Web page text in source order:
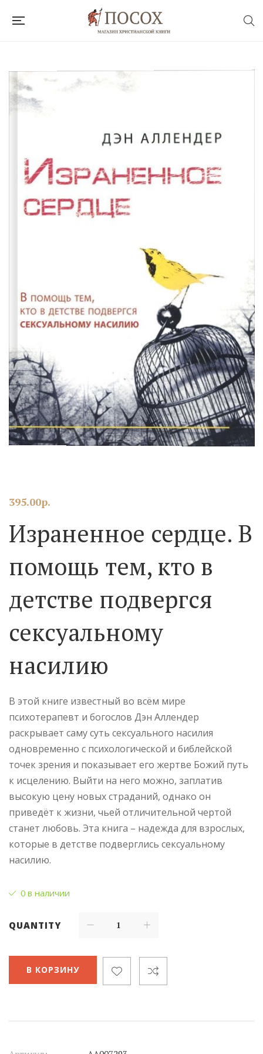
395.00р.
Израненное сердце. В
помощь тем, кто в
детстве подвергся
сексуальному
насилию
В этой книге известный во всём мире
психотерапевт и богослов Дэн Аллендер
раскрывает саму суть сексуального насилия
одновременно с психологической и библейской
точек зрения и показывает его жертве Божий путь
к исцелению. Выйти на него можно, заплатив
высокую цену новых страданий, однако он
приведёт к жизни, чьей отличительной чертой
станет любовь. Эта книга – надежда для взрослых,
которые в детстве подверглись сексуальному
насилию.
0 в наличии
QUANTITY
В КОРЗИНУ